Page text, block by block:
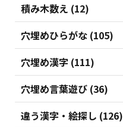
積み木数え (12)
穴埋めひらがな (105)
穴埋め漢字 (111)
穴埋め言葉遊び (36)
違う漢字・絵探し (126)